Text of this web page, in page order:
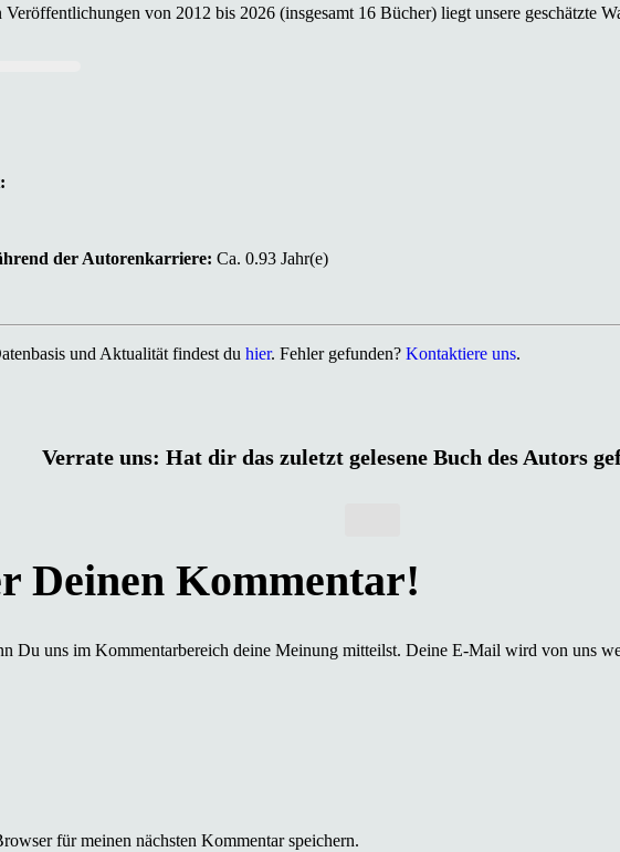
Veröffentlichungen von 2012 bis 2026 (insgesamt 16 Bücher) liegt unsere geschätzte
der Autorenkarriere: Ca. 0.93 Jahr(e)
und Aktualität findest du hier. Fehler gefunden? Kontaktiere uns.
Verrate uns: Hat dir das zuletzt gelesene Buch des Autors
Du uns im Kommentarbereich deine Meinung mitteilst. Deine E-Mail wird von uns
für meinen nächsten Kommentar speichern.